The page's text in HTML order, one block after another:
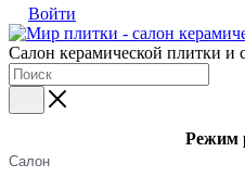
Войти
Салон керамической плитки и
Режим
Салон